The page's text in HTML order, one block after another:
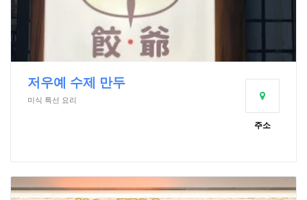
저우예 수제 만두
미식 특선 요리
주소